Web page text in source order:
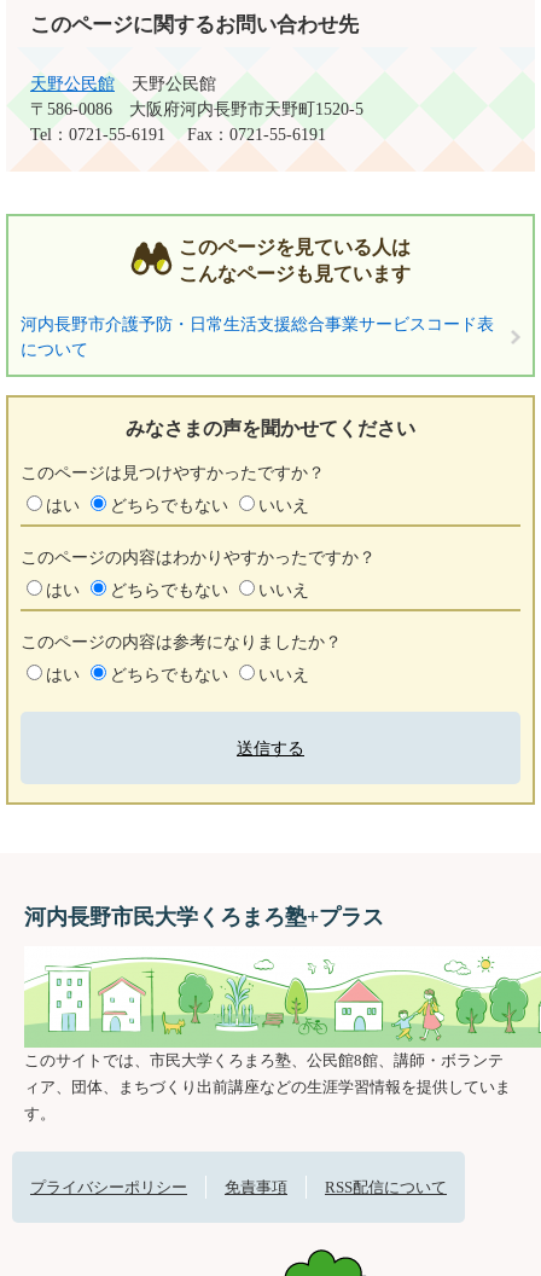
このページに関するお問い合わせ先
天野公民館
天野公民館
〒586-0086
大阪府河内長野市天野町1520-5
Tel：0721-55-6191
Fax：0721-55-6191
このページを見ている人は
こんなページも見ています
河内長野市介護予防・日常生活支援総合事業サービスコード表
について
みなさまの声を聞かせてください
このページは見つけやすかったですか？
はい
どちらでもない いいえ
このページの内容はわかりやすかったですか？
はい
どちらでもない いいえ
このページの内容は参考になりましたか？
はい
どちらでもない いいえ
河内長野市民大学くろまろ塾+プラス
このサイトでは、市民大学くろまろ塾、公民館8館、講師・ボランテ
ィア、団体、まちづくり出前講座などの生涯学習情報を提供していま
す。
プライバシーポリシー 免責事項 RSS配信について